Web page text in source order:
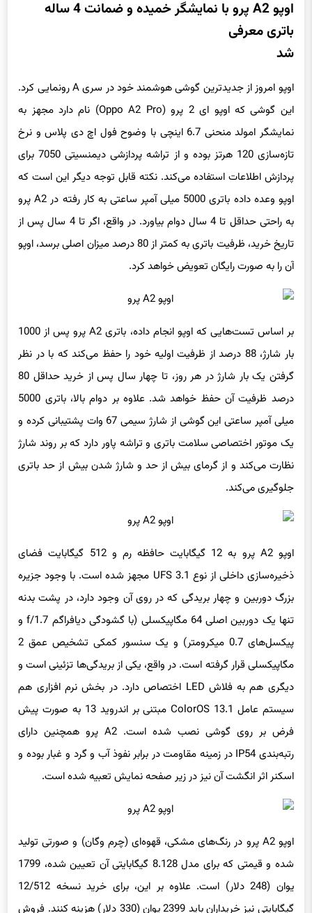
باتری معرفی
شد
این گوشی که اوپو ای 2 پرو (Oppo A2 Pro) نام دارد مجهز به
نمایشگر امولد منحنی 6.7 اینچی با وضوح فول اچ دی پلاس و نرخ
تازه‌سازی 120 هرتز بوده و از تراشه پردازشی دیمنسیتی 7050 برای
پردازش اطلاعات استفاده می‌کند. نکته قابل توجه دیگر این است که
اوپو وعده داده باتری 5000 میلی آمپر ساعتی به کار رفته در A2 پرو
به راحتی حداقل تا 4 سال دوام بیاورد. در واقع، اگر تا 4 سال پس از
تاریخ خرید، ظرفیت باتری به کمتر از 80 درصد میزان اصلی برسد، اوپو
آن را به صورت رایگان تعویض خواهد کرد.
بار شارژ، 88 درصد از ظرفیت اولیه خود را حفظ می‌کند که با در نظر
گرفتن یک بار شارژ در هر روز، تا چهار سال پس از خرید حداقل 80
درصد ظرفیت آن حفظ خواهد شد. علاوه بر دوام بالا، باتری 5000
میلی آمپر ساعتی این گوشی از شارژ سیمی 67 وات پشتیبانی کرده و
یک موتور اختصاصی سلامت باتری و تراشه پاور دارد که بر روند شارژ
نظارت می‌کند و از گرمای بیش از حد و شارژ شدن بیش از حد باتری
جلوگیری می‌کند.
ذخیره‌سازی داخلی از نوع UFS 3.1 مجهز شده است. با وجود جزیره
بزرگ دوربین و چهار بریدگی که در روی آن وجود دارد، در پشت بدنه
تنها یک دوربین اصلی 64 مگاپیکسلی (با گشودگی دیافراگم f/1.7 و
پیکسل‌های 0.7 میکرومتر) و یک سنسور کمکی تشخیص عمق 2
مگاپیکسلی قرار گرفته است. در واقع،‌ یکی از بریدگی‌ها تزئینی است و
دیگری هم به فلاش LED اختصاص دارد. در بخش نرم افزاری هم
سیستم عامل ColorOS 13.1 مبتنی بر اندروید 13 به صورت پیش
فرض بر روی گوشی نصب شده است. A2 پرو همچنین دارای
رتبه‌بندی IP54 در زمینه مقاومت در برابر نفوذ آب و گرد و غبار بوده و
اسکنر اثر انگشت آن نیز در زیر صفحه نمایش تعبیه شده است.
شده و قیمتی که برای مدل 8.128 گیگابایتی آن تعیین شده، 1799
یوان (248 دلار) است. علاوه بر این، برای خرید نسخه 12/512
گیگابایتی نیز خریداران باید 2399 یوان (330 دلار) هزینه کنند. فروش